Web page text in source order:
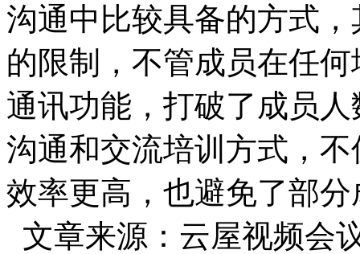
沟通中比较具备的方式
的限制，不管成员在任
通讯功能，打破了成员
沟通和交流培训方式，
效率更高，也避免了部
文章来源：云屋视频会